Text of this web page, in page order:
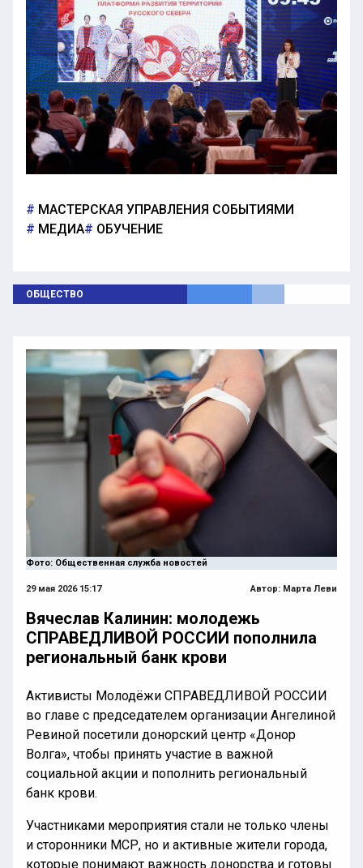
МАСТЕРСКАЯ УПРАВЛЕНИЯ СОБЫТИЯМИ
МЕДИА
ОБУЧЕНИЕ
ОБЩЕСТВО
Фото: Общественная служба новостей
29 мая 2026 15:17 Автор: Марта Леви
Вячеслав Калинин: молодежь
СПРАВЕДЛИВОЙ РОССИИ пополнила
региональный банк крови
Активисты Молодёжи СПРАВЕДЛИВОЙ РОССИИ
во главе с председателем организации Ангелиной
Ревиной посетили донорский центр «Донор
Волга», чтобы принять участие в важной
социальной акции и пополнить региональный
банк крови.
Участниками мероприятия стали не только члены
и сторонники МСР, но и активные жители города,
которые понимают важность донорства и готовы